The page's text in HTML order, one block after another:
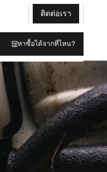
ติดต่อเรา
หาซื้อได้จากที่ไหน?